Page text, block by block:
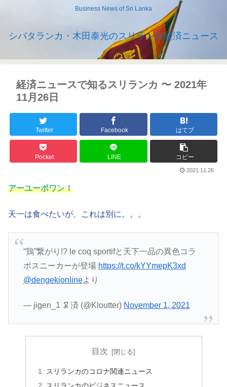
Business News of Sri Lanka
シバタランカ・木田泰光のスリランカ経済ニュース
経済ニュースで知るスリランカ 〜 2021年
11月26日
Twitter Facebook はてブ
Pocket LINE コピー
2021.11.26
アーユーボワン！
天一は食べたいが、これは別に。。。
“鶏”繋がり!? le coq sportifと天下一品の異色コラ
ボスニーカーが登場 https://t.co/kYYmepK3xd
@dengekionlineより
— jigen_1 🦑済 (@Kloutter) November 1, 2021
目次
スリランカのコロナ関連ニュース